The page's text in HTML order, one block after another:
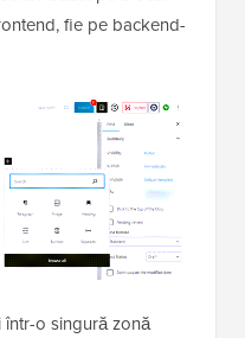
fie pe backend-
o singură zonă